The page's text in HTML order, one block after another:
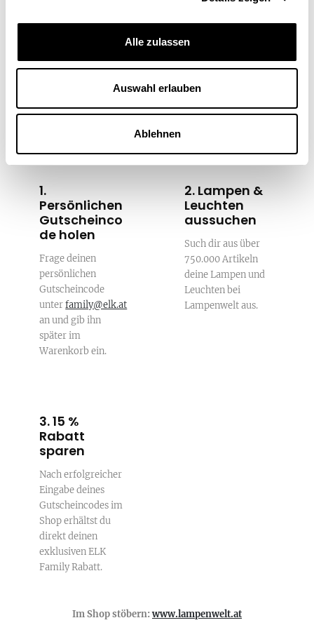
Alle zulassen
Auswahl erlauben
Ablehnen
So einfach geht's
1.
Persönlichen
Gutscheinco
de holen
Frage deinen
persönlichen
Gutscheincode
unterfamily@elk.at
an und gib ihn
später im
Warenkorb ein.
2. Lampen &
Leuchten
aussuchen
Such dir aus über
750.000 Artikeln
deine Lampen und
Leuchten bei
Lampenwelt aus.
3. 15 %
Rabatt
sparen
Nach erfolgreicher
Eingabe deines
Gutscheincodes im
Shop erhältst du
direkt deinen
exklusiven ELK
Family Rabatt.
Im Shop stöbern:www.lampenwelt.at